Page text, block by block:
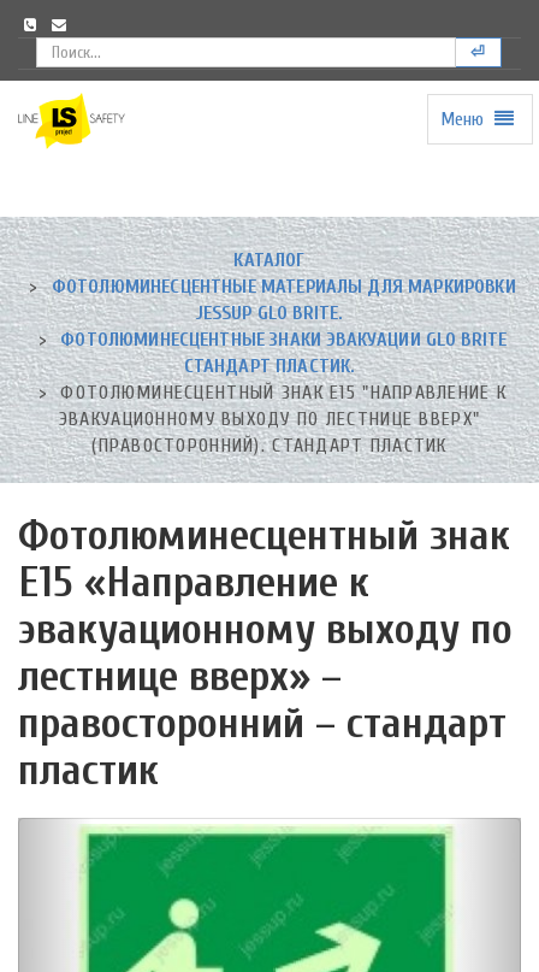
⏎
to
homepage
Меню
КАТАЛОГ
ФОТОЛЮМИНЕСЦЕНТНЫЕ МАТЕРИАЛЫ ДЛЯ МАРКИРОВКИ
JESSUP GLO BRITE.
ФОТОЛЮМИНЕСЦЕНТНЫЕ ЗНАКИ ЭВАКУАЦИИ GLO BRITE
СТАНДАРТ ПЛАСТИК.
ФОТОЛЮМИНЕСЦЕНТНЫЙ ЗНАК Е15 "НАПРАВЛЕНИЕ К
ЭВАКУАЦИОННОМУ ВЫХОДУ ПО ЛЕСТНИЦЕ ВВЕРХ"
(ПРАВОСТОРОННИЙ). СТАНДАРТ ПЛАСТИК
Фотолюминесцентный знак
Е15 «Направление к
эвакуационному выходу по
лестнице вверх» –
правосторонний – стандарт
пластик